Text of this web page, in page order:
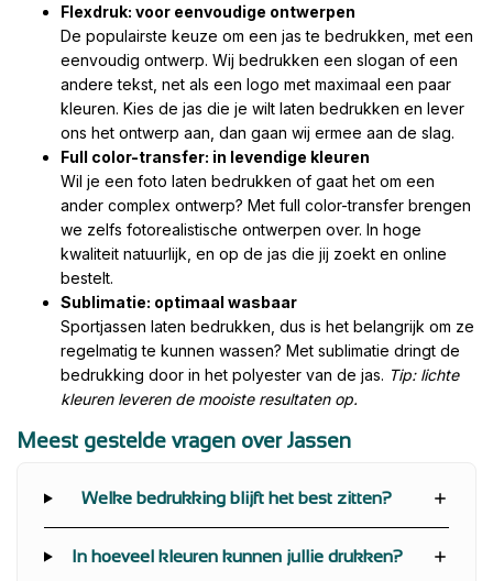
Flexdruk: voor eenvoudige ontwerpen
De populairste keuze om een jas te bedrukken, met een
eenvoudig ontwerp. Wij bedrukken een slogan of een
andere tekst, net als een logo met maximaal een paar
kleuren. Kies de jas die je wilt laten bedrukken en lever
ons het ontwerp aan, dan gaan wij ermee aan de slag.
Full color-transfer: in levendige kleuren
Wil je een foto laten bedrukken of gaat het om een
ander complex ontwerp? Met full color-transfer brengen
we zelfs fotorealistische ontwerpen over. In hoge
kwaliteit natuurlijk, en op de jas die jij zoekt en online
bestelt.
Sublimatie: optimaal wasbaar
Sportjassen laten bedrukken, dus is het belangrijk om ze
regelmatig te kunnen wassen? Met sublimatie dringt de
bedrukking door in het polyester van de jas. Tip: lichte
kleuren leveren de mooiste resultaten op.
Meest gestelde vragen over Jassen
Welke bedrukking blijft het best zitten?
In hoeveel kleuren kunnen jullie drukken?